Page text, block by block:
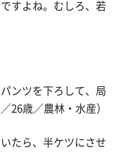
すよね。むしろ、若
ンツを下ろして、局
26歳／農林・水産）
たら、半ケツにさせ